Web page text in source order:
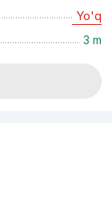
Yo'q
3 m